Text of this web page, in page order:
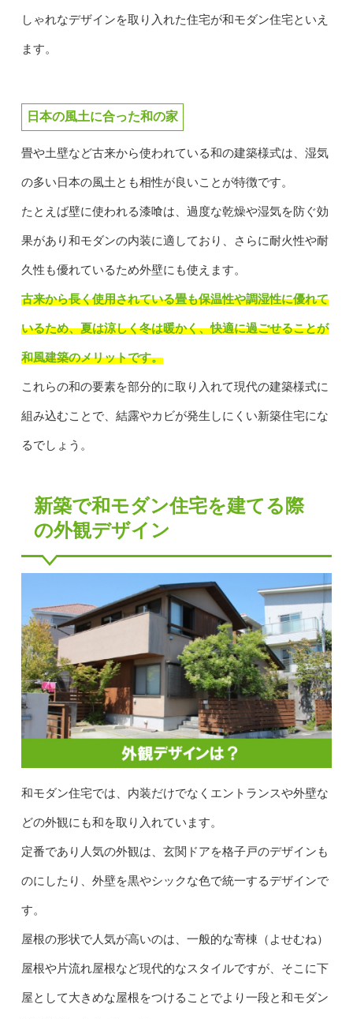
しゃれなデザインを取り入れた住宅が和モダン住宅といえ
ます。
日本の風土に合った和の家
畳や土壁など古来から使われている和の建築様式は、湿気
の多い日本の風土とも相性が良いことが特徴です。
たとえば壁に使われる漆喰は、過度な乾燥や湿気を防ぐ効
果があり和モダンの内装に適しており、さらに耐火性や耐
久性も優れているため外壁にも使えます。
古来から長く使用されている畳も保温性や調湿性に優れて
いるため、夏は涼しく冬は暖かく、快適に過ごせることが
和風建築のメリットです。
これらの和の要素を部分的に取り入れて現代の建築様式に
組み込むことで、結露やカビが発生しにくい新築住宅にな
るでしょう。
新築で和モダン住宅を建てる際
の外観デザイン
和モダン住宅では、内装だけでなくエントランスや外壁な
どの外観にも和を取り入れています。
定番であり人気の外観は、玄関ドアを格子戸のデザインも
のにしたり、外壁を黒やシックな色で統一するデザインで
す。
屋根の形状で人気が高いのは、一般的な寄棟（よせむね）
屋根や片流れ屋根など現代的なスタイルですが、そこに下
屋として大きめな屋根をつけることでより一段と和モダン